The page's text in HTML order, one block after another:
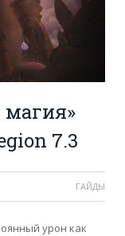
магия»
7.3
ГАЙДЫ
урон как